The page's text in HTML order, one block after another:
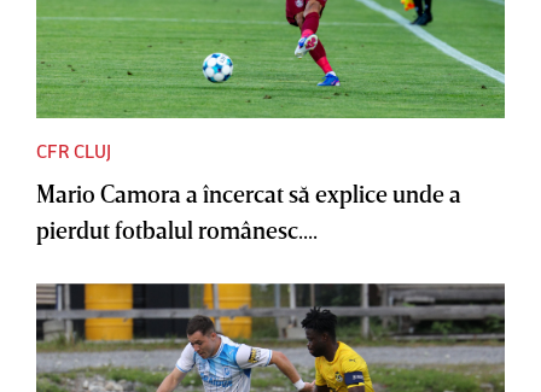
CFR CLUJ
Mario Camora a încercat să explice unde a
pierdut fotbalul românesc....